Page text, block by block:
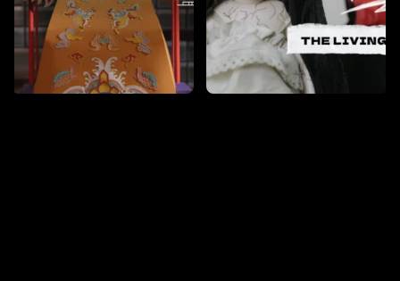
after by Artisan keycap players for thousands of
dollars! Join RICE in meeting Mr. Sinh Tran,
marveling at his wonderful collection, and listening
to his story about the journey of nurturing his